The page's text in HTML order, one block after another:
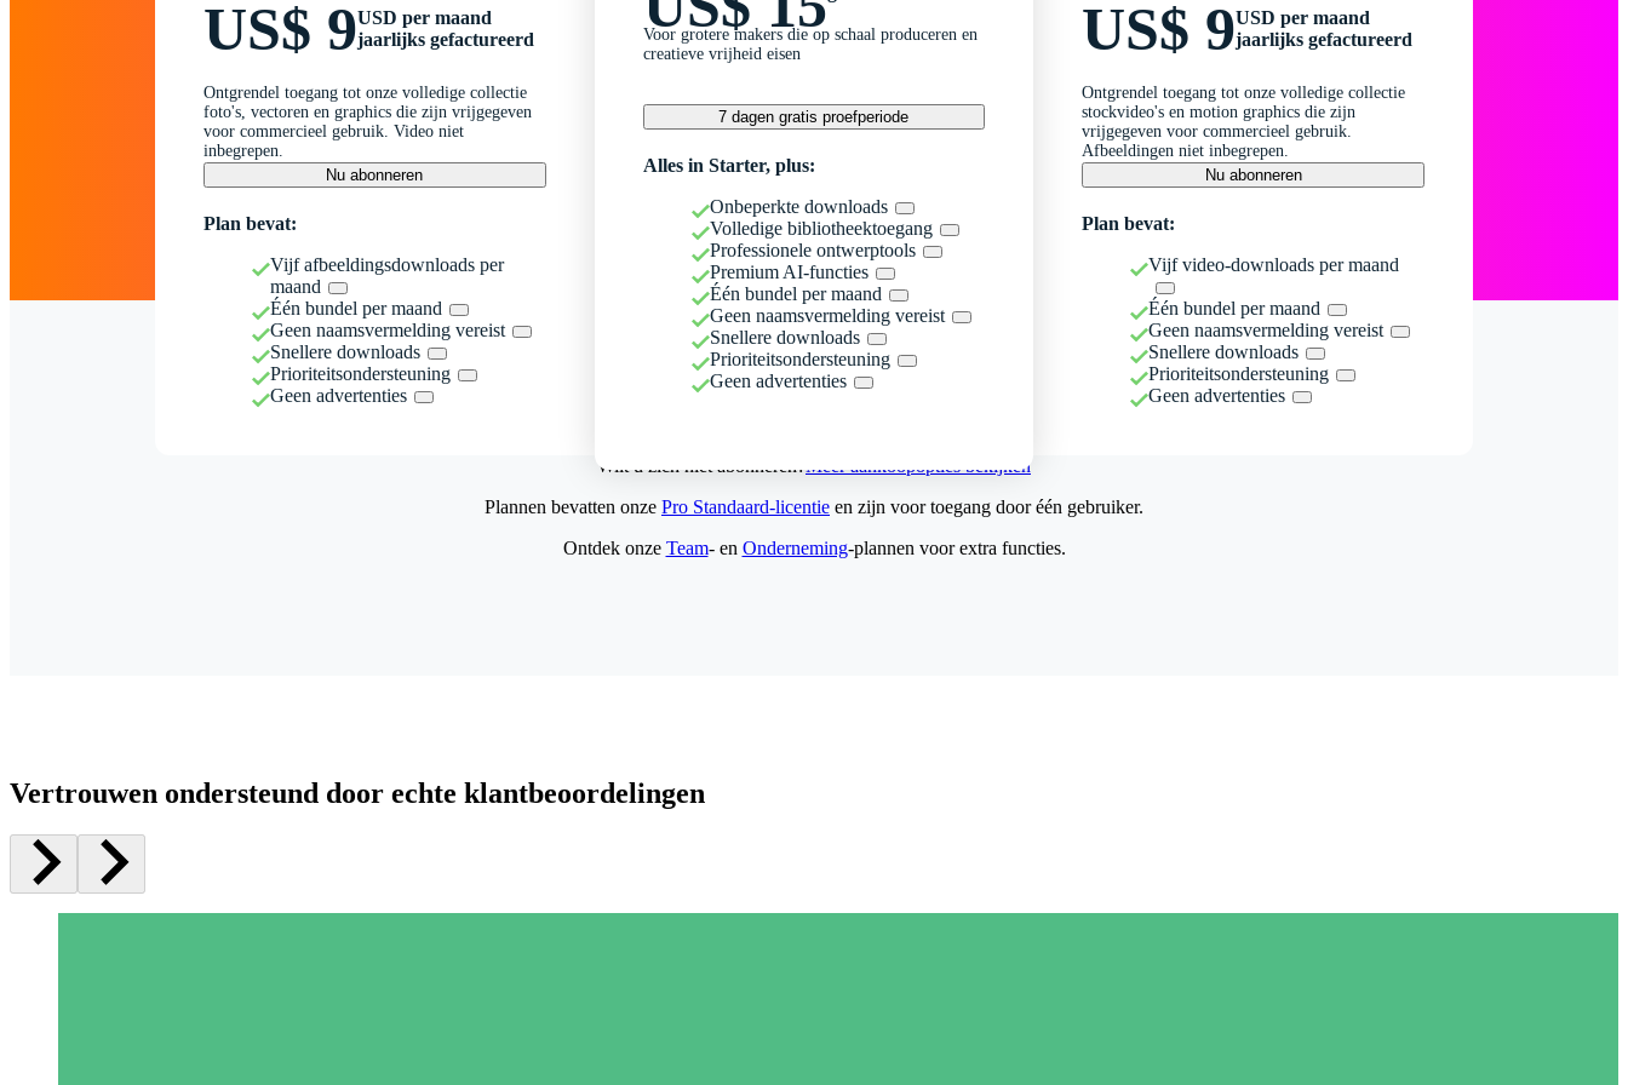
US$ 9USD per maand
jaarlijks gefactureerd
Ontgrendel toegang tot onze volledige collectie
foto's, vectoren en graphics die zijn vrijgegeven
voor commercieel gebruik. Video niet
inbegrepen.
Nu abonneren
Plan bevat:
Vijf afbeeldingsdownloads per
maand
Één bundel per maand
Geen naamsvermelding vereist
Snellere downloads
Prioriteitsondersteuning
Geen advertenties
Voor grotere makers die op schaal produceren en
creatieve vrijheid eisen
7 dagen gratis proefperiode
Alles in Starter, plus:
Onbeperkte downloads
Volledige bibliotheektoegang
Professionele ontwerptools
Premium AI-functies
Één bundel per maand
Geen naamsvermelding vereist
Snellere downloads
Prioriteitsondersteuning
Geen advertenties
US$ 9USD per maand
jaarlijks gefactureerd
Ontgrendel toegang tot onze volledige collectie
stockvideo's en motion graphics die zijn
vrijgegeven voor commercieel gebruik.
Afbeeldingen niet inbegrepen.
Nu abonneren
Plan bevat:
Vijf video-downloads per maand
Één bundel per maand
Geen naamsvermelding vereist
Snellere downloads
Prioriteitsondersteuning
Geen advertenties
Wilt u zich niet abonneren?Meer aankoopopties bekijken
Plannen bevatten onze Pro Standaard-licentie en zijn voor toegang door één gebruiker.
Ontdek onze Team- en Onderneming-plannen voor extra functies.
Vertrouwen ondersteund door echte klantbeoordelingen